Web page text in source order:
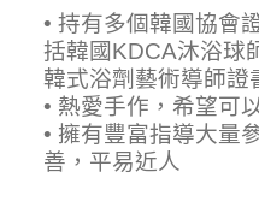
• 持有多個韓國協會
括韓國KDCA沐浴球
韓式浴劑藝術導師證
• 熱愛手作，希望可
• 擁有豐富指導大量
善，平易近人